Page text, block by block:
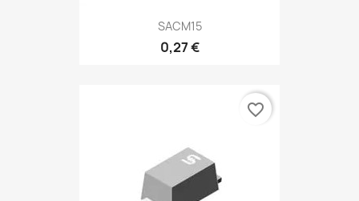
SACM15
0,27 €
favorite_border